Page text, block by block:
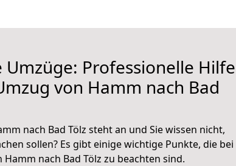
Umzüge: Professionelle Hilfe
von Hamm nach Bad
nach Bad Tölz steht an und Sie wissen nicht,
sollen? Es gibt einige wichtige Punkte, die bei
nach Bad Tölz zu beachten sind.